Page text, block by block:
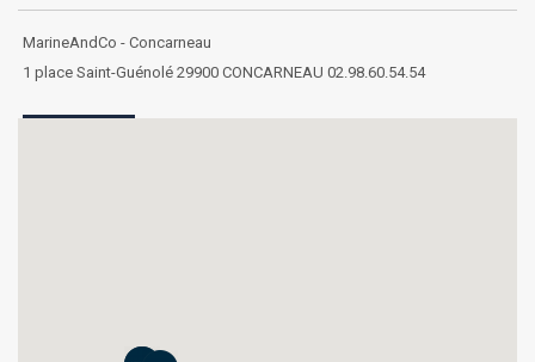
MarineAndCo - Concarneau
1 place Saint-Guénolé 29900 CONCARNEAU 02.98.60.54.54